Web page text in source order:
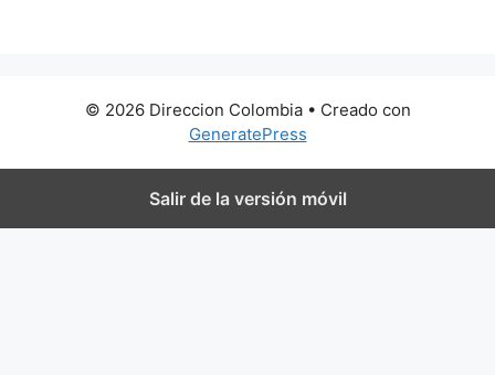
© 2026 Direccion Colombia• Creado con
GeneratePress
Salir de la versión móvil